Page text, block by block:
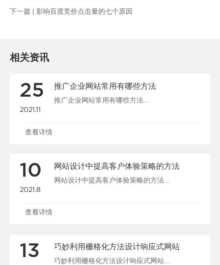
下一篇 | 影响百度竞价点击量的七个原因
相关资讯
25
2021.11
推广企业网站常用有哪些方法
推广企业网站常用有哪些方法...
查看详情
10
2021.8
网站设计中提高客户体验策略的方法
网站设计中提高客户体验策略的方法...
查看详情
13 巧妙利用栅格化方法设计响应式网站
巧妙利用栅格化方法设计响应式网站...